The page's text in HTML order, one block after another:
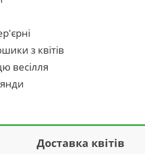
з квітів
весілля
Доставка квітів